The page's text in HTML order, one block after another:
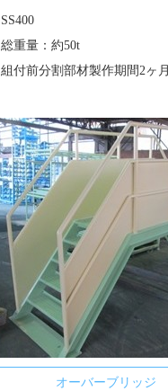
SS400
総重量：約50t
組付前分割部材製作期間2ヶ月
オーバーブリッジ